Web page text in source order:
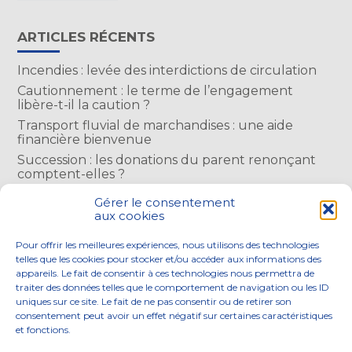
Gérer le consentement
aux cookies
Pour offrir les meilleures expériences, nous utilisons des technologies
telles que les cookies pour stocker et/ou accéder aux informations des
appareils. Le fait de consentir à ces technologies nous permettra de
traiter des données telles que le comportement de navigation ou les ID
uniques sur ce site. Le fait de ne pas consentir ou de retirer son
consentement peut avoir un effet négatif sur certaines caractéristiques
et fonctions.
ARTICLES RÉCENTS
Incendies : levée des interdictions de circulation
Cautionnement : le terme de l’engagement
libère-t-il la caution ?
Transport fluvial de marchandises : une aide
financière bienvenue
Succession : les donations du parent renonçant
comptent-elles ?
Encadrement des loyers : une année de plus
COMMENTAIRES RÉCENTS
FooterNOS ENGAGEMENTS